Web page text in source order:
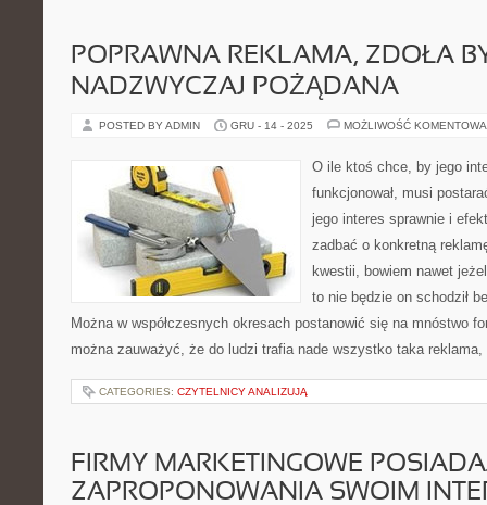
POPRAWNA REKLAMA, ZDOŁA
NADZWYCZAJ POŻĄDANA
POSTED BY ADMIN GRU - 14 - 2025 MOŻLIWOŚĆ
O ile ktoś chce, by jego
funkcjonował, musi
jego interes sprawnie i
zadbać o konkretną
kwestii, bowiem nawet
to nie będzie on schodził
Można w współczesnych okresach postanowić się na mnóstwo
można zauważyć, że do ludzi trafia nade wszystko taka
CATEGORIES: CZYTELNICY ANALIZUJĄ
FIRMY MARKETINGOWE
ZAPROPONOWANIA SWOIM